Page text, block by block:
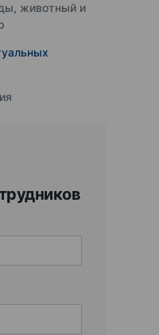
животный и